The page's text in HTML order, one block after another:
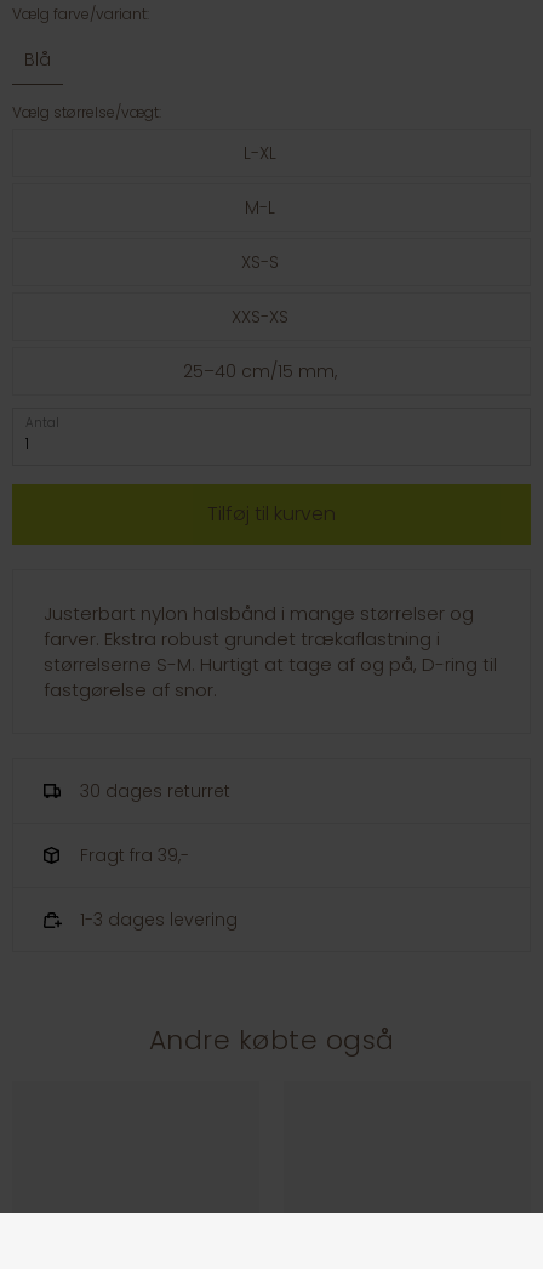
Vælg farve/variant:
Blå
Vælg størrelse/vægt:
L-XL
M-L
XS-S
XXS-XS
25–40 cm/15 mm,
Antal
Justerbart nylon halsbånd i mange størrelser og
farver. Ekstra robust grundet trækaflastning i
størrelserne S-M. Hurtigt at tage af og på, D-ring til
fastgørelse af snor.
30 dages returret
Fragt fra 39,-
1-3 dages levering
Andre købte også